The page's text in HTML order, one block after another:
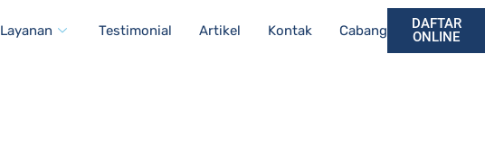
Layanan Testimonial Artikel Kontak Cabang
DAFTAR
ONLINE